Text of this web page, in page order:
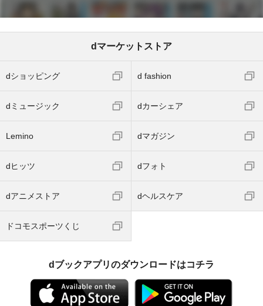
dマーケットストア
dショッピング d fashion
dミュージック dカーシェア
Lemino dマガジン
dヒッツ dフォト
dアニメストア dヘルスケア
ドコモスポーツくじ
dブックアプリのダウンロードはコチラ